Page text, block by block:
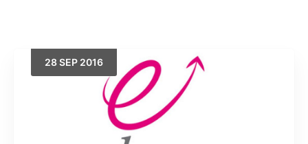
Buscar
28SEP 2016